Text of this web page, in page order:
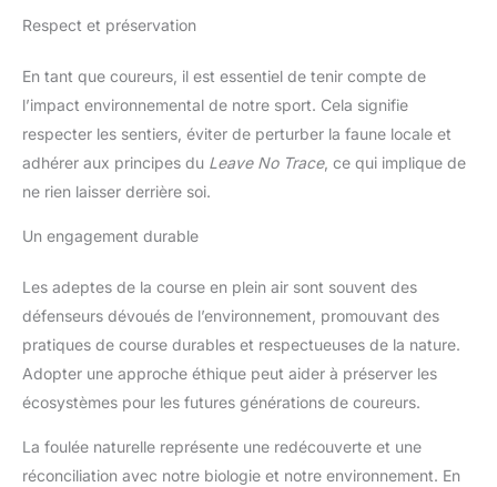
Respect et préservation
En tant que coureurs, il est essentiel de tenir compte de
l’impact environnemental de notre sport. Cela signifie
respecter les sentiers, éviter de perturber la faune locale et
adhérer aux principes du Leave No Trace, ce qui implique de
ne rien laisser derrière soi.
Un engagement durable
Les adeptes de la course en plein air sont souvent des
défenseurs dévoués de l’environnement, promouvant des
pratiques de course durables et respectueuses de la nature.
Adopter une approche éthique peut aider à préserver les
écosystèmes pour les futures générations de coureurs.
La foulée naturelle représente une redécouverte et une
réconciliation avec notre biologie et notre environnement. En